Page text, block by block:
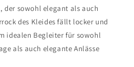
der sowohl elegant als auch
des Kleides fällt locker und
idealen Begleiter für sowohl
als auch elegante Anlässe